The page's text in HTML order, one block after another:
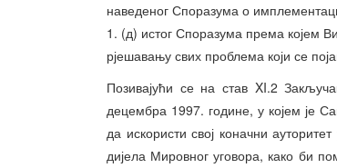
наведеног Споразума о
1. (д) истог Споразума према којем
рјешавању свих проблема који се
Позивајући се на став XI.2
децембра 1997. године, у којем је
да искористи свој коначни
дијела Мировног уговора, како би